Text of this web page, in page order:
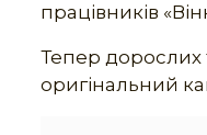
працівників
Тепер дорослих
оригінальний